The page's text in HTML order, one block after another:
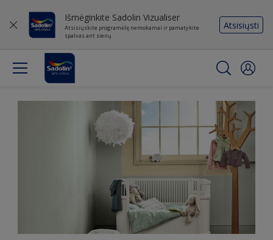
Išmėginkite Sadolin Vizualiser
Atsisiųskite programėlę nemokamai ir pamatykite
spalvas ant sienų
Atsisiųsti